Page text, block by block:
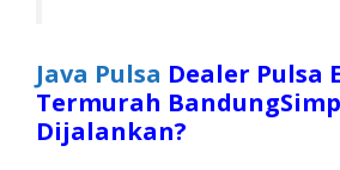
Java Pulsa Dealer Pulsa
Termurah
Dijalankan?